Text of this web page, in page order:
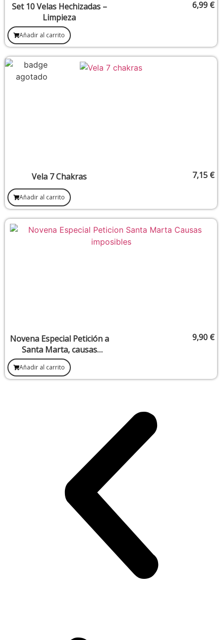
Set 10 Velas Hechizadas –
Limpieza
6,99 €
Añadir al carrito
Vela 7 Chakras 7,15 €
Añadir al carrito
Novena Especial Petición a
Santa Marta, causas
imposibles
9,90 €
Añadir al carrito